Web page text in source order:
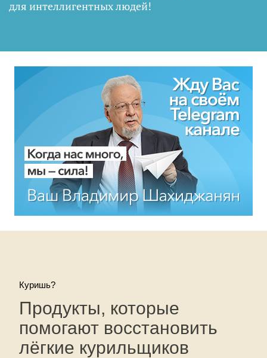
для интеллигентных людей!
Куришь?
Продукты, которые
помогают восстановить
лёгкие курильщиков